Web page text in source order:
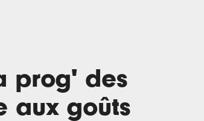
prog' des
aux goûts